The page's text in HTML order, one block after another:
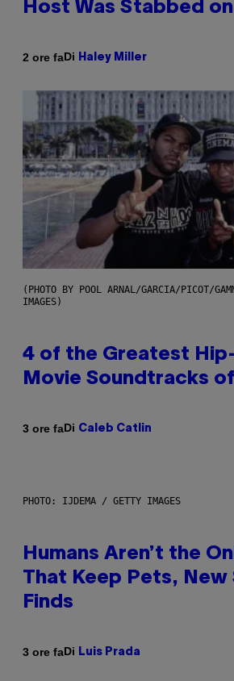
Host Was Stabbed
2 ore faDi Haley Miller
(PHOTO BY POOL ARNAL/GARCIA/PICOT/
IMAGES)
4 of the Greatest
Movie Soundtracks
3 ore faDi Caleb Catlin
PHOTO: IJDEMA / GETTY IMAGES
Humans Aren’t the
That Keep Pets, New
Finds
3 ore faDi Luis Prada